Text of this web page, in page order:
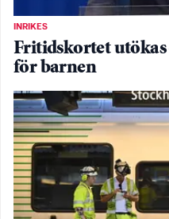
INRIKES
Fritidskortet
för barnen